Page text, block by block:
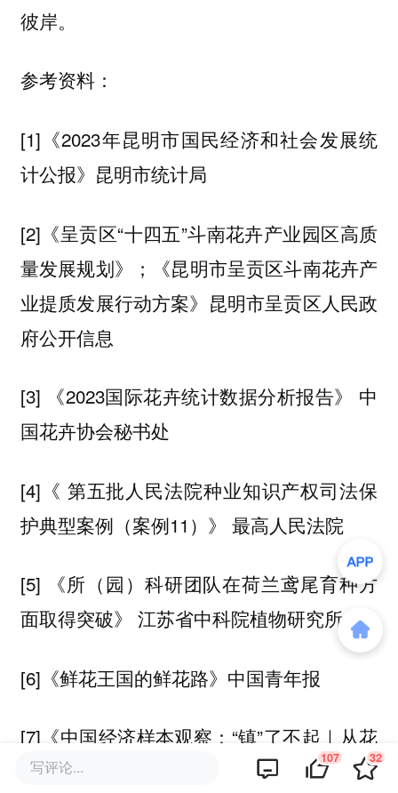
彼岸。
参考资料：
[1]《2023年昆明市国民经济和社会发展统
计公报》昆明市统计局
[2]《呈贡区“十四五”斗南花卉产业园区高质
量发展规划》；《昆明市呈贡区斗南花卉产
业提质发展行动方案》昆明市呈贡区人民政
府公开信息
[3] 《2023国际花卉统计数据分析报告》 中
国花卉协会秘书处
[4]《 第五批人民法院种业知识产权司法保
护典型案例（案例11）》 最高人民法院
[5] 《所（园）科研团队在荷兰鸢尾育种方
面取得突破》 江苏省中科院植物研究所
[6]《鲜花王国的鲜花路》中国青年报
[7]《中国经济样本观察：“镇”了不起｜从花
田花市到花都，鲜花“绽放”出双百亿“浪漫经
写评论... 107 32